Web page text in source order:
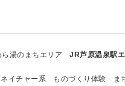
ら湯のまちエリア JR芦原温泉駅
ネイチャー系 ものづくり体験 ま